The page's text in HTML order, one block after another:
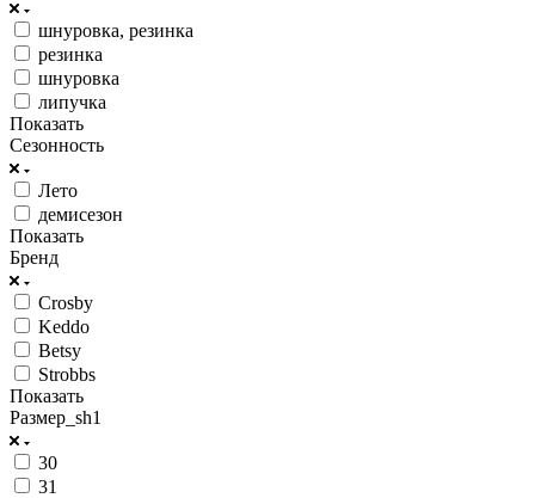
шнуровка, резинка
резинка
шнуровка
липучка
Показать
Сезонность
Лето
демисезон
Показать
Бренд
Crosby
Keddo
Betsy
Strobbs
Показать
Размер_sh1
30
31